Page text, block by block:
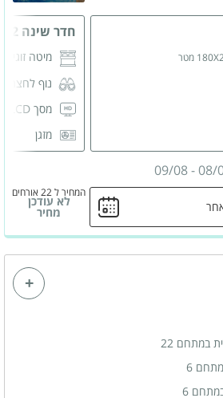
חדר שינה 2
מיטה זוגית
נוף לחצר
מסך LCD
מזגן
ארונות
שידות
מאוורר
המחיר ל 22 אורחים
08/
-
09/08
לא עודכן
מחיר
במתחם 22
6
6